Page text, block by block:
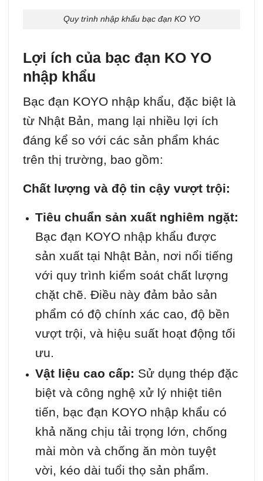
Quy trình nhập khẩu bạc đạn KO YO
Lợi ích của bạc đạn KO YO
nhập khẩu
Bạc đạn KOYO nhập khẩu, đặc biệt là
từ Nhật Bản, mang lại nhiều lợi ích
đáng kể so với các sản phẩm khác
trên thị trường, bao gồm:
Chất lượng và độ tin cậy vượt trội:
Tiêu chuẩn sản xuất nghiêm ngặt:
Bạc đạn KOYO nhập khẩu được
sản xuất tại Nhật Bản, nơi nổi tiếng
với quy trình kiểm soát chất lượng
chặt chẽ. Điều này đảm bảo sản
phẩm có độ chính xác cao, độ bền
vượt trội, và hiệu suất hoạt động tối
ưu.
Vật liệu cao cấp: Sử dụng thép đặc
biệt và công nghệ xử lý nhiệt tiên
tiến, bạc đạn KOYO nhập khẩu có
khả năng chịu tải trọng lớn, chống
mài mòn và chống ăn mòn tuyệt
vời, kéo dài tuổi thọ sản phẩm.